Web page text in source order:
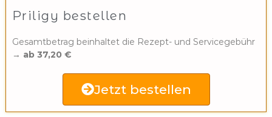
Priligy bestellen
Gesamtbetrag beinhaltet die Rezept- und Servicegebühr
→ ab 37,20 €
Jetzt bestellen